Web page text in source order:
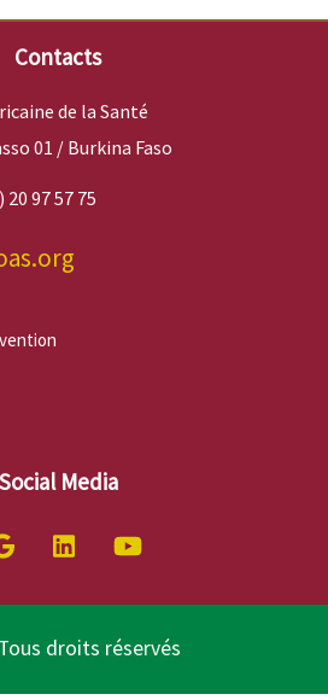
Contacts
de la Santé
01 / Burkina Faso
20 97 57 75
Social Media
droits réservés